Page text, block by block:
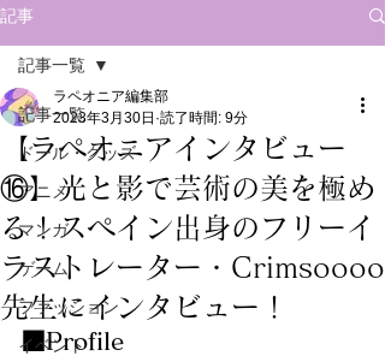
記事
記事一覧
ドール・グッズ
アニメ
マンガ
ゲーム
ファッション
イベント
記事一覧
【ラペオニアインタビュー
⑯】光と影で芸術の美を極め
る！スペイン出身のフリーイ
ラストレーター・Crimsoooo
先生にインタビュー！
ラペオニア編集部
2023年3月30日 読了時間: 9分
■Profile